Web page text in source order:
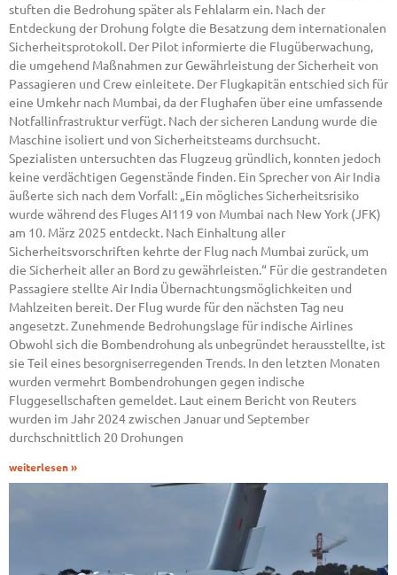
stuften die Bedrohung später als Fehlalarm ein. Nach der
Entdeckung der Drohung folgte die Besatzung dem internationalen
Sicherheitsprotokoll. Der Pilot informierte die Flugüberwachung,
die umgehend Maßnahmen zur Gewährleistung der Sicherheit von
Passagieren und Crew einleitete. Der Flugkapitän entschied sich für
eine Umkehr nach Mumbai, da der Flughafen über eine umfassende
Notfallinfrastruktur verfügt. Nach der sicheren Landung wurde die
Maschine isoliert und von Sicherheitsteams durchsucht.
Spezialisten untersuchten das Flugzeug gründlich, konnten jedoch
keine verdächtigen Gegenstände finden. Ein Sprecher von Air India
äußerte sich nach dem Vorfall: „Ein mögliches Sicherheitsrisiko
wurde während des Fluges AI119 von Mumbai nach New York (JFK)
am 10. März 2025 entdeckt. Nach Einhaltung aller
Sicherheitsvorschriften kehrte der Flug nach Mumbai zurück, um
die Sicherheit aller an Bord zu gewährleisten.“ Für die gestrandeten
Passagiere stellte Air India Übernachtungsmöglichkeiten und
Mahlzeiten bereit. Der Flug wurde für den nächsten Tag neu
angesetzt. Zunehmende Bedrohungslage für indische Airlines
Obwohl sich die Bombendrohung als unbegründet herausstellte, ist
sie Teil eines besorgniserregenden Trends. In den letzten Monaten
wurden vermehrt Bombendrohungen gegen indische
Fluggesellschaften gemeldet. Laut einem Bericht von Reuters
wurden im Jahr 2024 zwischen Januar und September
durchschnittlich 20 Drohungen
weiterlesen »